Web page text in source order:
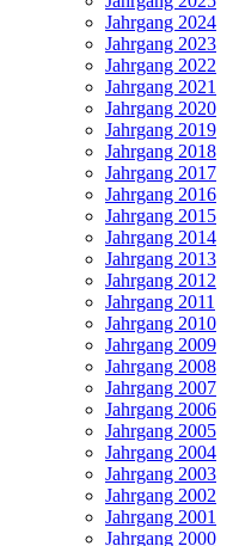
Jahrgang 2024
Jahrgang 2023
Jahrgang 2022
Jahrgang 2021
Jahrgang 2020
Jahrgang 2019
Jahrgang 2018
Jahrgang 2017
Jahrgang 2016
Jahrgang 2015
Jahrgang 2014
Jahrgang 2013
Jahrgang 2012
Jahrgang 2011
Jahrgang 2010
Jahrgang 2009
Jahrgang 2008
Jahrgang 2007
Jahrgang 2006
Jahrgang 2005
Jahrgang 2004
Jahrgang 2003
Jahrgang 2002
Jahrgang 2001
Jahrgang 2000